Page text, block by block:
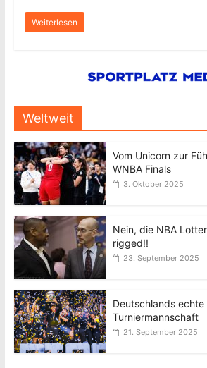
Weiterlesen
Weltweit
Vom Unicorn zur
WNBA Finals
3. Oktober 2025
Nein, die NBA
rigged!!
23. September 2025
Deutschlands echte
Turniermannschaft
21. September 2025